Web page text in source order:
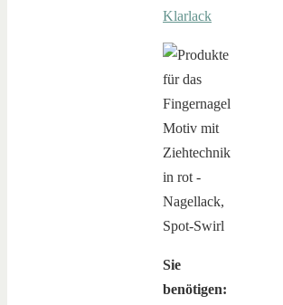
Klarlack
Sie
benötigen: